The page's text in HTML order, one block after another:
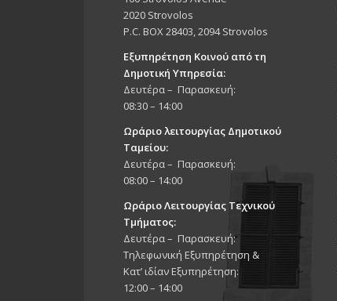
2020 Strovolos
P.C. BOX 28403, 2094 Strovolos
Εξυπηρέτηση Κοινού από τη
Δημοτική Υπηρεσία:
Δευτέρα – Παρασκευή:
08:30 – 14:00
Ωράριο λειτουργίας Δημοτικού
Ταμείου:
Δευτέρα – Παρασκευή:
08:00 – 14:00
Ωράριο Λειτουργίας Τεχνικού
Τμήματος:
Δευτέρα – Παρασκευή:
Τηλεφωνική Εξυπηρέτηση &
Κατ’ ιδίαν Εξυπηρέτηση:
12:00 – 14:00